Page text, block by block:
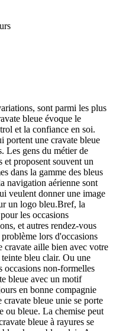
sont parmi les plus
bleue évoque le
et la confiance en soi.
portent une cravate bleue
Les gens du métier de
et proposent souvent un
dans la gamme des bleus
navigation aérienne sont
veulent donner une image
un logo bleu.Bref, la
les occasions
et autres rendez-vous
lors d'occasions
cravate aille bien avec votre
bleu clair. Ou une
occasions non-formelles
bleue avec un motif
en bonne compagnie
bleue unie se porte
ou bleue. La chemise peut
bleue à rayures se